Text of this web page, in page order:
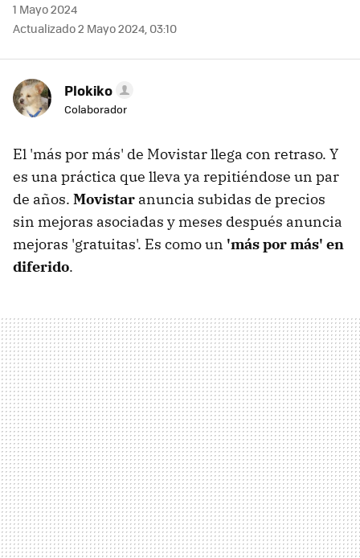
1 Mayo 2024
Actualizado 2 Mayo 2024, 03:10
Plokiko
Colaborador
El 'más por más' de Movistar llega con retraso. Y
es una práctica que lleva ya repitiéndose un par
de años. Movistar anuncia subidas de precios
sin mejoras asociadas y meses después anuncia
mejoras 'gratuitas'. Es como un 'más por más' en
diferido.